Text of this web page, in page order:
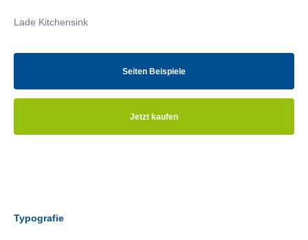
Lade Kitchensink
Seiten Beispiele
Jetzt kaufen
Typografie